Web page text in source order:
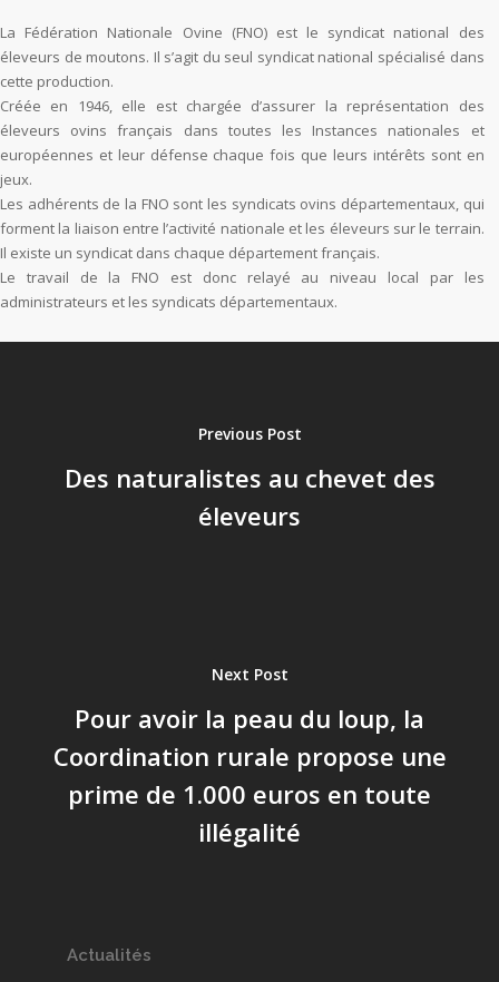
La Fédération Nationale Ovine (FNO) est le syndicat national des
éleveurs de moutons. Il s’agit du seul syndicat national spécialisé dans
cette production.
Créée en 1946, elle est chargée d’assurer la représentation des
éleveurs ovins français dans toutes les Instances nationales et
européennes et leur défense chaque fois que leurs intérêts sont en
jeux.
Les adhérents de la FNO sont les syndicats ovins départementaux, qui
forment la liaison entre l’activité nationale et les éleveurs sur le terrain.
Il existe un syndicat dans chaque département français.
Le travail de la FNO est donc relayé au niveau local par les
administrateurs et les syndicats départementaux.
Previous Post
Des naturalistes au chevet des
éleveurs
Next Post
Pour avoir la peau du loup, la
Coordination rurale propose une
prime de 1.000 euros en toute
illégalité
Actualités